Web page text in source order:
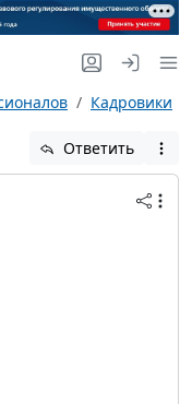
Кадровики
Ответить